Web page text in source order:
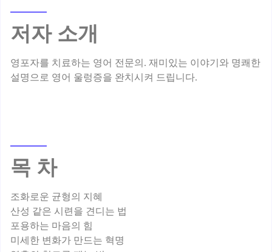
저자 소개
영포자를 치료하는 영어 전문의. 재미있는 이야기와 명쾌한
목 차
조화로운 균형의 지혜
산성 같은 시련을 견디는 법
포용하는 마음의 힘
미세한 변화가 만드는 혁명